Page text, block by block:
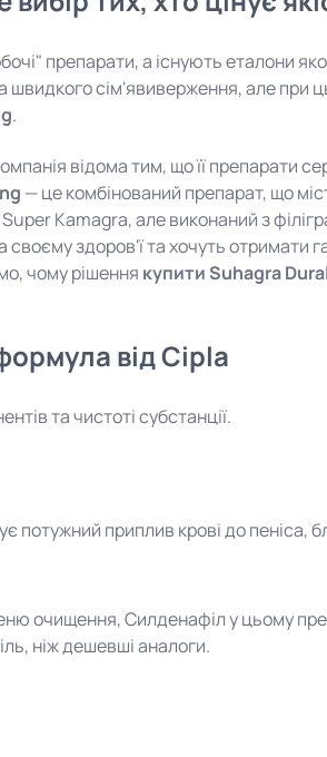
препарати, а існують еталони
швидкого сім'явиверження, але при
.
відома тим, що її препарати
— це комбінований препарат, що
Kamagra, але виконаний з
своєму здоров'ї та хочуть отримати
чому рішення купити Suhagra
від Cipla
та чистоті субстанції.
потужний приплив крові до
очищення, Силденафіл у цьому
ніж дешевші аналоги.